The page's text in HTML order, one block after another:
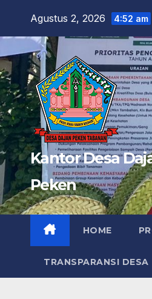
Agustus 2, 2026 4:52 am
Kantor Desa
Peken
HOME
TRANSPARANSI DESA